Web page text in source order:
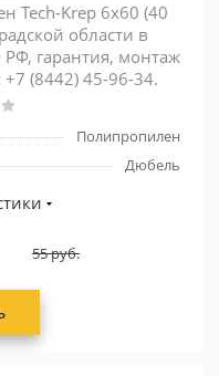
Tech-Krep 6х60 (40
области в
РФ, гарантия, монтаж
(8442) 45-96-34.
Полипропилен
Дюбель
55руб.